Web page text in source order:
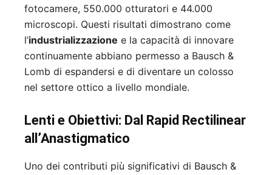
fotocamere, 550.000 otturatori e 44.000
microscopi. Questi risultati dimostrano come
l’industrializzazione e la capacità di innovare
continuamente abbiano permesso a Bausch &
Lomb di espandersi e di diventare un colosso
nel settore ottico a livello mondiale.
Lenti e Obiettivi: Dal Rapid Rectilinear
all’Anastigmatico
Uno dei contributi più significativi di Bausch &